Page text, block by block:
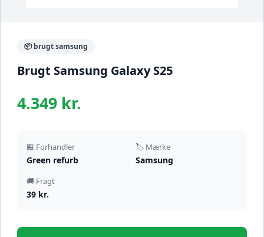
📦 brugt samsung
Brugt Samsung Galaxy S25
4.349 kr.
🏪 Forhandler
Green refurb
🏷️ Mærke
Samsung
🚚 Fragt
39 kr.